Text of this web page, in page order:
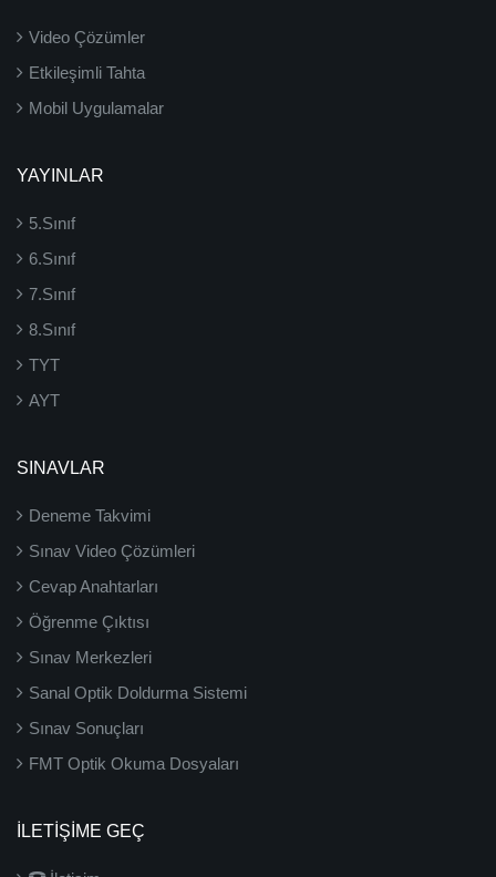
Video Çözümler
Etkileşimli Tahta
Mobil Uygulamalar
YAYINLAR
5.Sınıf
6.Sınıf
7.Sınıf
8.Sınıf
TYT
AYT
SINAVLAR
Deneme Takvimi
Sınav Video Çözümleri
Cevap Anahtarları
Öğrenme Çıktısı
Sınav Merkezleri
Sanal Optik Doldurma Sistemi
Sınav Sonuçları
FMT Optik Okuma Dosyaları
İLETIŞIME GEÇ